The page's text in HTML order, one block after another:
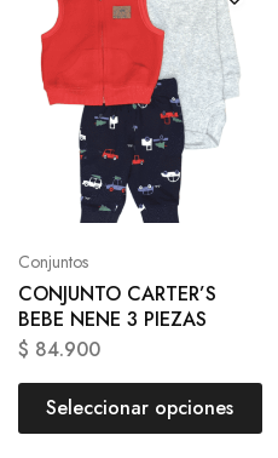
Conjuntos
CONJUNTO CARTER’S
BEBE NENE 3 PIEZAS
$ 84.900
Seleccionar opciones